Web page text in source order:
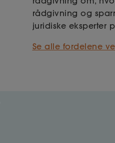
rådgivning og
juridiske eksperter
Se alle fordelene